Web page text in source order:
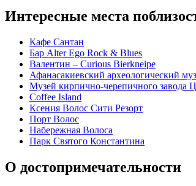
Интересные места
Кафе Сантан
Бар Alter Ego Rock & Blues
Валентин – Curious Bierkneipe
Афанасакиевский археологический
Музей кирпично-черепичного завода
Coffee Island
Ксения Волос Сити Резорт
Порт Волос
Набережная Волоса
Парк Святого Константина
О достопримечательности